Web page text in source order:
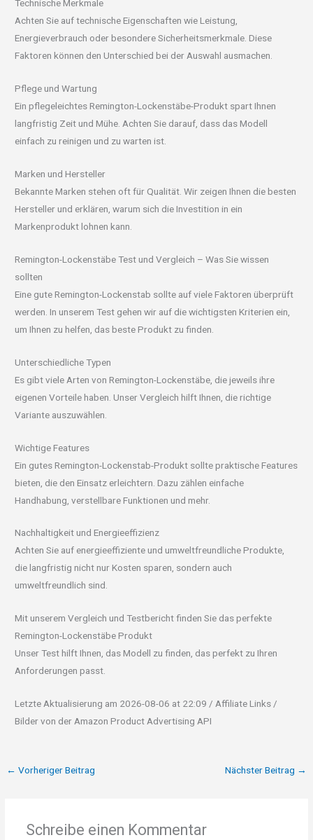
Technische Merkmale
Achten Sie auf technische Eigenschaften wie Leistung,
Energieverbrauch oder besondere Sicherheitsmerkmale. Diese
Faktoren können den Unterschied bei der Auswahl ausmachen.
Pflege und Wartung
Ein pflegeleichtes Remington-Lockenstäbe-Produkt spart Ihnen
langfristig Zeit und Mühe. Achten Sie darauf, dass das Modell
einfach zu reinigen und zu warten ist.
Marken und Hersteller
Bekannte Marken stehen oft für Qualität. Wir zeigen Ihnen die besten
Hersteller und erklären, warum sich die Investition in ein
Markenprodukt lohnen kann.
Remington-Lockenstäbe Test und Vergleich – Was Sie wissen
sollten
Eine gute Remington-Lockenstab sollte auf viele Faktoren überprüft
werden. In unserem Test gehen wir auf die wichtigsten Kriterien ein,
um Ihnen zu helfen, das beste Produkt zu finden.
Unterschiedliche Typen
Es gibt viele Arten von Remington-Lockenstäbe, die jeweils ihre
eigenen Vorteile haben. Unser Vergleich hilft Ihnen, die richtige
Variante auszuwählen.
Wichtige Features
Ein gutes Remington-Lockenstab-Produkt sollte praktische Features
bieten, die den Einsatz erleichtern. Dazu zählen einfache
Handhabung, verstellbare Funktionen und mehr.
Nachhaltigkeit und Energieeffizienz
Achten Sie auf energieeffiziente und umweltfreundliche Produkte,
die langfristig nicht nur Kosten sparen, sondern auch
umweltfreundlich sind.
Mit unserem Vergleich und Testbericht finden Sie das perfekte
Remington-Lockenstäbe Produkt
Unser Test hilft Ihnen, das Modell zu finden, das perfekt zu Ihren
Anforderungen passt.
Letzte Aktualisierung am 2026-08-06 at 22:09 / Affiliate Links /
Bilder von der Amazon Product Advertising API
← Vorheriger Beitrag Nächster Beitrag →
Schreibe einen Kommentar